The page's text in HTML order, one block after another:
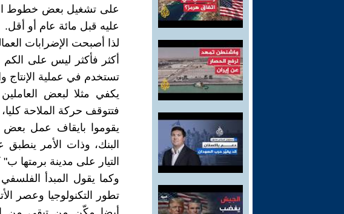
على تشغيل بعض خطوط
عليه قبل مائة عام أو أقل.
لذا أصبحت الإضرابات
أكثر فأكثر ليس على الكم
تستخدم في عملية الإنتاج
يكفي مثلا لبعض
فتتوقف حركة الملاحة
يقوموا بايقاف عمل
البنك، وذات الأمر
التيار على مدينة برمتها
وكما يقول المبدأ
تطور التكنولوجيا وعصر